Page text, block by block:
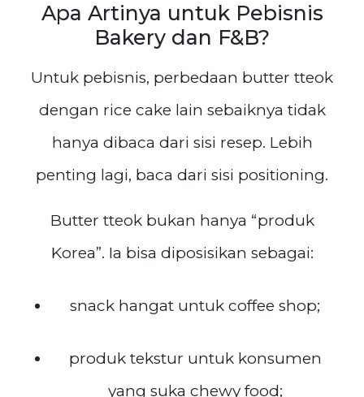
Apa Artinya untuk Pebisnis
Bakery dan F&B?
Untuk pebisnis, perbedaan butter tteok
dengan rice cake lain sebaiknya tidak
hanya dibaca dari sisi resep. Lebih
penting lagi, baca dari sisi positioning.
Butter tteok bukan hanya “produk
Korea”. Ia bisa diposisikan sebagai:
snack hangat untuk coffee shop;
produk tekstur untuk konsumen
yang suka chewy food;